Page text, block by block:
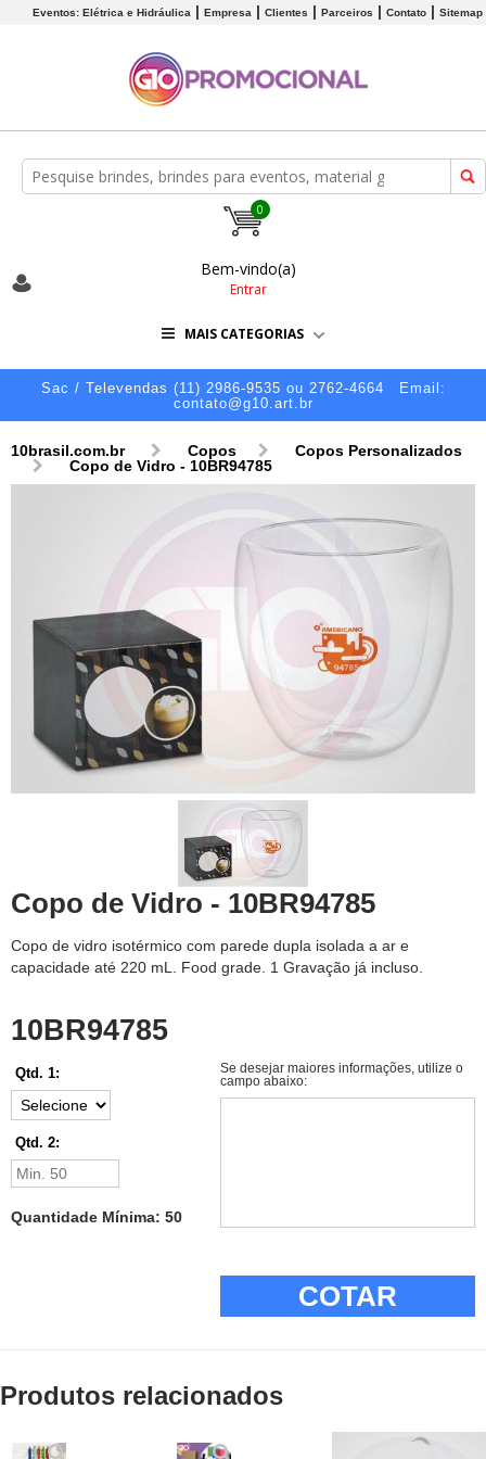
Eventos: Elétrica e Hidráulica Empresa Clientes Parceiros Contato Sitemap
0
Bem-vindo(a)
Entrar
MAIS CATEGORIAS
Sac / Televendas (11) 2986-9535 ou 2762-4664
Email:
contato@g10.art.br
10brasil.com.br Copos
Copos Personalizados
Copo de Vidro - 10BR94785
Copo de Vidro - 10BR94785
Copo de vidro isotérmico com parede dupla isolada a ar e
capacidade até 220 mL. Food grade. 1 Gravação já incluso.
10BR94785
Qtd. 1:
Qtd. 2:
Quantidade Mínima: 50
Se desejar maiores informações, utilize o
campo abaixo:
COTAR
Produtos relacionados